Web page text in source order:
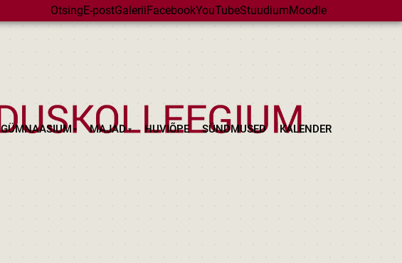
OtsingE-postGaleriiFacebookYouTubeStuudiumMoodle
GÜMNAASIUM MAJAD HUVIÕPE SÜNDMUSED KALENDER